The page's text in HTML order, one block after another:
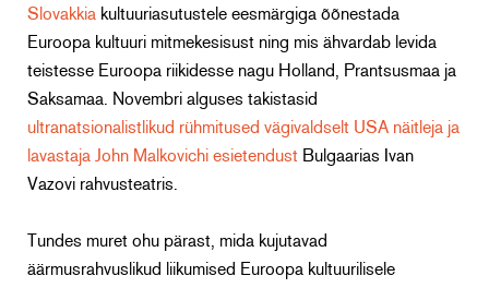
Slovakkia kultuuriasutustele eesmärgiga õõnestada
Euroopa kultuuri mitmekesisust ning mis ähvardab levida
teistesse Euroopa riikidesse nagu Holland, Prantsusmaa ja
Saksamaa. Novembri alguses takistasid
ultranatsionalistlikud rühmitused vägivaldselt USA näitleja ja
lavastaja John Malkovichi esietendust Bulgaarias Ivan
Vazovi rahvusteatris.
Tundes muret ohu pärast, mida kujutavad
äärmusrahvuslikud liikumised Euroopa kultuurilisele